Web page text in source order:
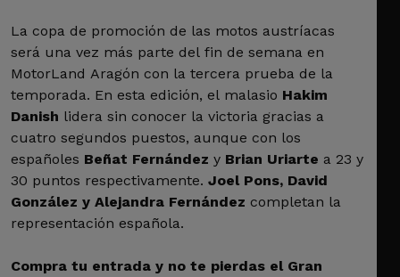
La copa de promoción de las motos austríacas
será una vez más parte del fin de semana en
MotorLand Aragón con la tercera prueba de la
temporada. En esta edición, el malasio Hakim
Danish lidera sin conocer la victoria gracias a
cuatro segundos puestos, aunque con los
españoles Beñat Fernández y Brian Uriarte a 23 y
30 puntos respectivamente. Joel Pons, David
González y Alejandra Fernández completan la
representación española.
Compra tu entrada y no te pierdas el Gran